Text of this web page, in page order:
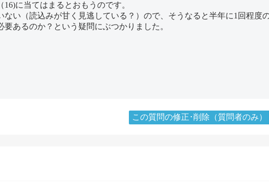
に当てはまるとおもうのです。
い（読込みが甘く見逃している？）ので、そうなると半年に1回程度
あるのか？という疑問にぶつかりました。
この質問の修正･削除（質問者のみ）